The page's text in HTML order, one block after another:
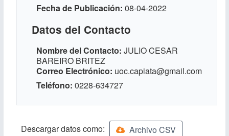
Fecha de Publicación 08-04-2022
Datos del Contacto
Nombre del Contacto JULIO CESAR
BAREIRO BRITEZ
Correo Electrónico uoc.capiata@gmail.com
Teléfono 0228-634727
Descargar datos como: Archivo CSV